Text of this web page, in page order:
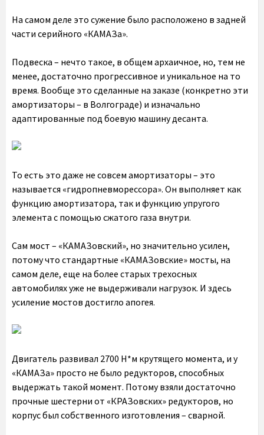
На самом деле это сужение было расположено в задней
части серийного «КАМАЗа».
Подвеска – нечто такое, в общем архаичное, но, тем не
менее, достаточно прогрессивное и уникальное на то
время. Вообще это сделанные на заказе (конкретно эти
амортизаторы – в Волгограде) и изначально
адаптированные под боевую машину десанта.
То есть это даже не совсем амортизаторы – это
называется «гидропневморессора». Он выполняет как
функцию амортизатора, так и функцию упругого
элемента с помощью сжатого газа внутри.
Сам мост – «КАМАЗовский», но значительно усилен,
потому что стандартные «КАМАЗовские» мосты, на
самом деле, еще на более старых трехосных
автомобилях уже не выдерживали нагрузок. И здесь
усиление мостов достигло апогея.
Двигатель развивал 2700 Н*м крутящего момента, и у
«КАМАЗа» просто не было редукторов, способных
выдержать такой момент. Потому взяли достаточно
прочные шестерни от «КРАЗовских» редукторов, но
корпус был собственного изготовления – сварной.